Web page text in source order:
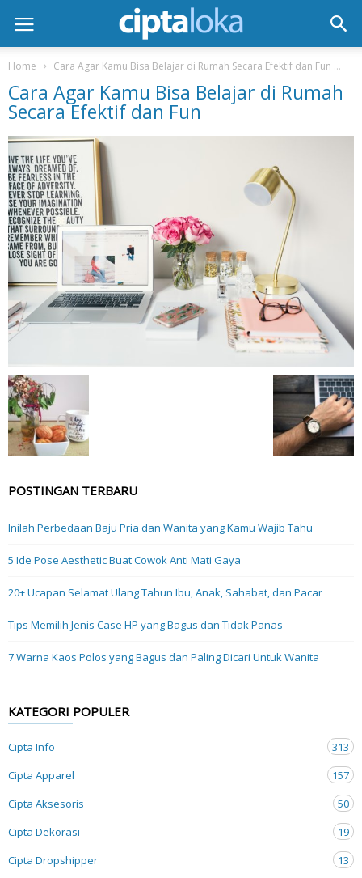
Home Cara Agar Kamu Bisa Belajar di Rumah Secara Efektif dan Fun
Cara Agar Kamu Bisa Belajar di Rumah
Secara Efektif dan Fun
POSTINGAN TERBARU
Inilah Perbedaan Baju Pria dan Wanita yang Kamu Wajib Tahu
5 Ide Pose Aesthetic Buat Cowok Anti Mati Gaya
20+ Ucapan Selamat Ulang Tahun Ibu, Anak, Sahabat, dan Pacar
Tips Memilih Jenis Case HP yang Bagus dan Tidak Panas
7 Warna Kaos Polos yang Bagus dan Paling Dicari Untuk Wanita
KATEGORI POPULER
Cipta Info
313
Cipta Apparel
157
Cipta Aksesoris
50
Cipta Dekorasi
19
Cipta Dropshipper
13